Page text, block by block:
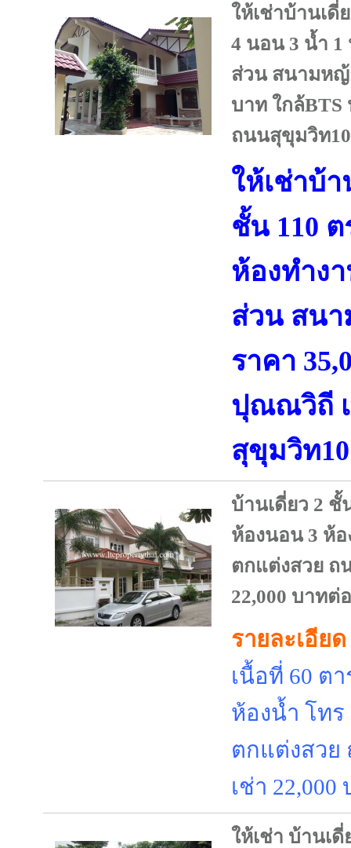
ให้เช่าบ้านเดี่
4 นอน 3 น้ำ 1
ส่วน สนามหญ้
บาท ใกล้
ถนนสุขุมวิท
ให้เช่าบ้
ชั้น 110
ห้องทำง
ส่วน สน
ราคา
ปุณณวิถี
สุขุมวิท
บ้านเดี่ยว 2 ชั้
ห้องนอน 3 ห้อ
ตกแต่งสวย ถ
22,000 บาทต่
รายละเอีย
เนื้อที่ 60 ต
ห้องน้ำ โท
ตกแต่งสวย
เช่า
ให้เช่า บ้านเ